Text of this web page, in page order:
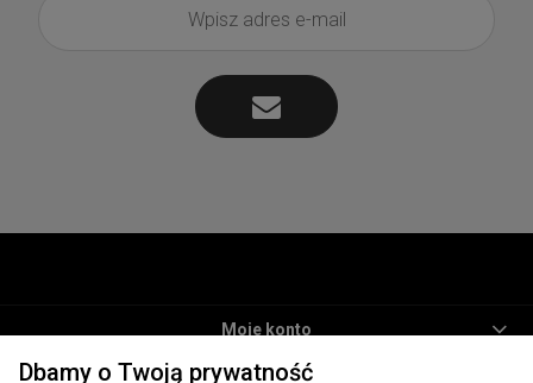
Moje konto
Informacje
Dbamy o Twoją prywatność